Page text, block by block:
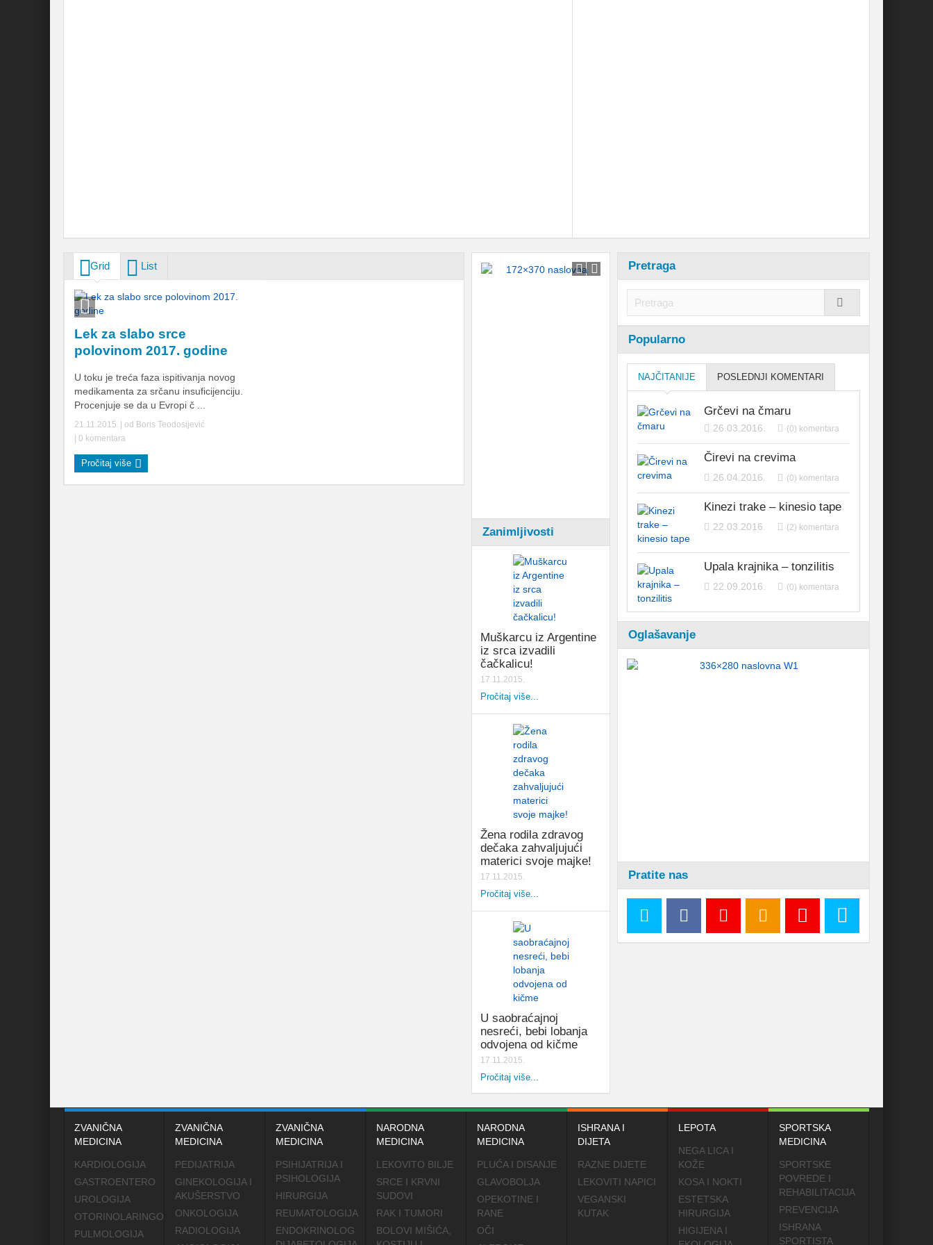
Grid List
Lek za slabo srce
polovinom 2017. godine
U toku je treća faza ispitivanja novog
medikamenta za srčanu insuficijenciju.
Procenjuje se da u Evropi č ...
21.11.2015. | od Boris Teodosijević
0 komentara
Pročitaj više
Zanimljivosti
Muškarcu iz Argentine
iz srca izvadili
čačkalicu!
17.11.2015.
Pročitaj više...
Žena rodila zdravog
dečaka zahvaljujući
materici svoje majke!
17.11.2015.
Pročitaj više...
U saobraćajnoj
nesreći, bebi lobanja
odvojena od kičme
17.11.2015.
Pročitaj više...
Pretraga
Popularno
NAJČITANIJE POSLEDNJI KOMENTARI
Grčevi na čmaru
26.03.2016. (0) komentara
Čirevi na crevima
26.04.2016. (0) komentara
Kinezi trake – kinesio tape
22.03.2016. (2) komentara
Upala krajnika – tonzilitis
22.09.2016. (0) komentara
Oglašavanje
Pratite nas
ZVANIČNA
MEDICINA
KARDIOLOGIJA
GASTROENTERO
UROLOGIJA
OTORINOLARINGOLOGIJA
PULMOLOGIJA
ZVANIČNA
MEDICINA
PEDIJATRIJA
GINEKOLOGIJA I
AKUŠERSTVO
ONKOLOGIJA
RADIOLOGIJA
ZVANIČNA
MEDICINA
PSIHIJATRIJA I
PSIHOLOGIJA
HIRURGIJA
REUMATOLOGIJA
ENDOKRINOLOG
NARODNA
MEDICINA
LEKOVITO BILJE
SRCE I KRVNI
SUDOVI
RAK I TUMORI
BOLOVI MIŠIĆA,
NARODNA
MEDICINA
PLUĆA I DISANJE
GLAVOBOLJA
OPEKOTINE I
RANE
OČI
ISHRANA I
DIJETA
RAZNE DIJETE
LEKOVITI NAPICI
VEGANSKI
KUTAK
LEPOTA
NEGA LICA I
KOŽE
KOSA I NOKTI
ESTETSKA
HIRURGIJA
HIGIJENA I
SPORTSKA
MEDICINA
SPORTSKE
POVREDE I
REHABILITACIJA
PREVENCIJA
ISHRANA
SPORTISTA